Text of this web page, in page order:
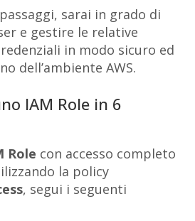
sarai in grado di
e gestire le relative
in modo sicuro ed
dell’ambiente AWS.
IAM Role in 6
Role con accesso completo
la policy
, segui i seguenti